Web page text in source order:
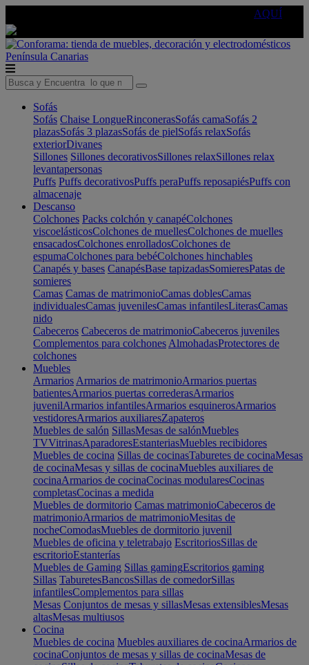
AQUÍ
Península Canarias
Sofás
Sofás Chaise LongueRinconerasSofás camaSofás 2
plazasSofás 3 plazasSofás de pielSofás relaxSofás
exteriorDivanes
Sillones Sillones decorativosSillones relaxSillones relax
levantapersonas
Puffs Puffs decorativosPuffs peraPuffs reposapiésPuffs con
almacenaje
Descanso
Colchones Packs colchón y canapéColchones
viscoelásticosColchones de muellesColchones de muelles
ensacadosColchones enrolladosColchones de
espumaColchones para bebéColchones hinchables
Canapés y bases CanapésBase tapizadasSomieresPatas de
somieres
Camas Camas de matrimonioCamas doblesCamas
individualesCamas juvenilesCamas infantilesLiterasCamas
nido
Cabeceros Cabeceros de matrimonioCabeceros juveniles
Complementos para colchones AlmohadasProtectores de
colchones
Muebles
Armarios Armarios de matrimonioArmarios puertas
batientesArmarios puertas correderasArmarios
juvenilArmarios infantilesArmarios esquinerosArmarios
vestidoresArmarios auxiliaresZapateros
Muebles de salón SillasMesas de salónMuebles
TVVitrinasAparadoresEstanteriasMuebles recibidores
Muebles de cocina Sillas de cocinasTaburetes de cocinaMesas
de cocinaMesas y sillas de cocinaMuebles auxiliares de
cocinaArmarios de cocinaCocinas modularesCocinas
completasCocinas a medida
Muebles de dormitorio Camas matrimonioCabeceros de
matrimonioArmarios de matrimonioMesitas de
nocheComodasMuebles de dormitorio juvenil
Muebles de oficina y teletrabajo EscritoriosSillas de
escritorioEstanterías
Muebles de Gaming Sillas gamingEscritorios gaming
Sillas TaburetesBancosSillas de comedorSillas
infantilesComplementos para sillas
Mesas Conjuntos de mesas y sillasMesas extensiblesMesas
altasMesas multiusos
Cocina
Muebles de cocina Muebles auxiliares de cocinaArmarios de
cocinaConjuntos de mesas y sillas de cocinaMesas de